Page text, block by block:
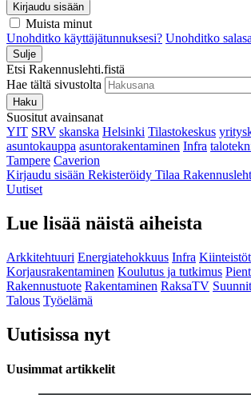
Kirjaudu sisään
Muista minut
Unohditko käyttäjätunnuksesi? Unohditko
Sulje
Etsi Rakennuslehti.fistä
Hae tältä sivustolta
Haku
Suositut avainsanat
YIT SRV skanska Helsinki Tilastokeskus
asuntokauppa asuntorakentaminen Infra
Tampere Caverion
Kirjaudu sisään Rekisteröidy Tilaa
Uutiset
Lue lisää näistä aiheista
Arkkitehtuuri Energiatehokkuus Infra Kiinteistöt
Korjausrakentaminen Koulutus ja tutkimus
Rakennustuote Rakentaminen RaksaTV
Talous Työelämä
Uutisissa nyt
Uusimmat artikkelit